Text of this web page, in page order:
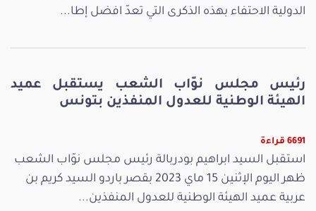
الدولية الاحتفاء بهذه الذكرى التي تعدّ افضل إطا...
رئيس مجلس نوّاب الشعب يستقبل عميد
الهيئة الوطنية للعدول المنفذين بتونس
6691 قراءة
استقبل السيد ابراهيم بودربالة رئيس مجلس نوّاب الشعب
ظهر اليوم الإثنين 15 ماي 2023 بقصر باردو السيد كريم بن
عربية عميد الهيئة الوطنية للعدول المنفذين...